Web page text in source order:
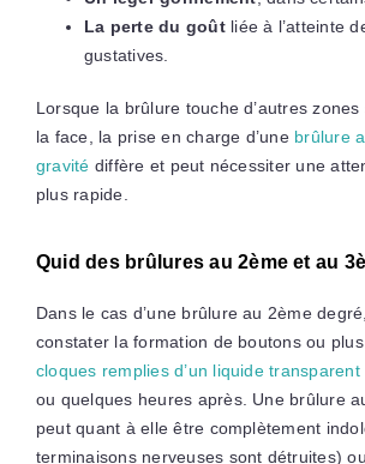
La perte du goûtliée à l’atteinte
gustatives.
Lorsque la brûlure touche d’autres
la face, la prise en charge d’une brûlure
gravité diffère et peut nécessiter une
plus rapide.
Quid des brûlures au 2ème et au
Dans le cas d’une brûlure au 2ème
constater la formation de boutons ou
cloques remplies d’un liquide transparent
ou quelques heures après. Une brûlure
peut quant à elle être complètement
terminaisons nerveuses sont détruites)